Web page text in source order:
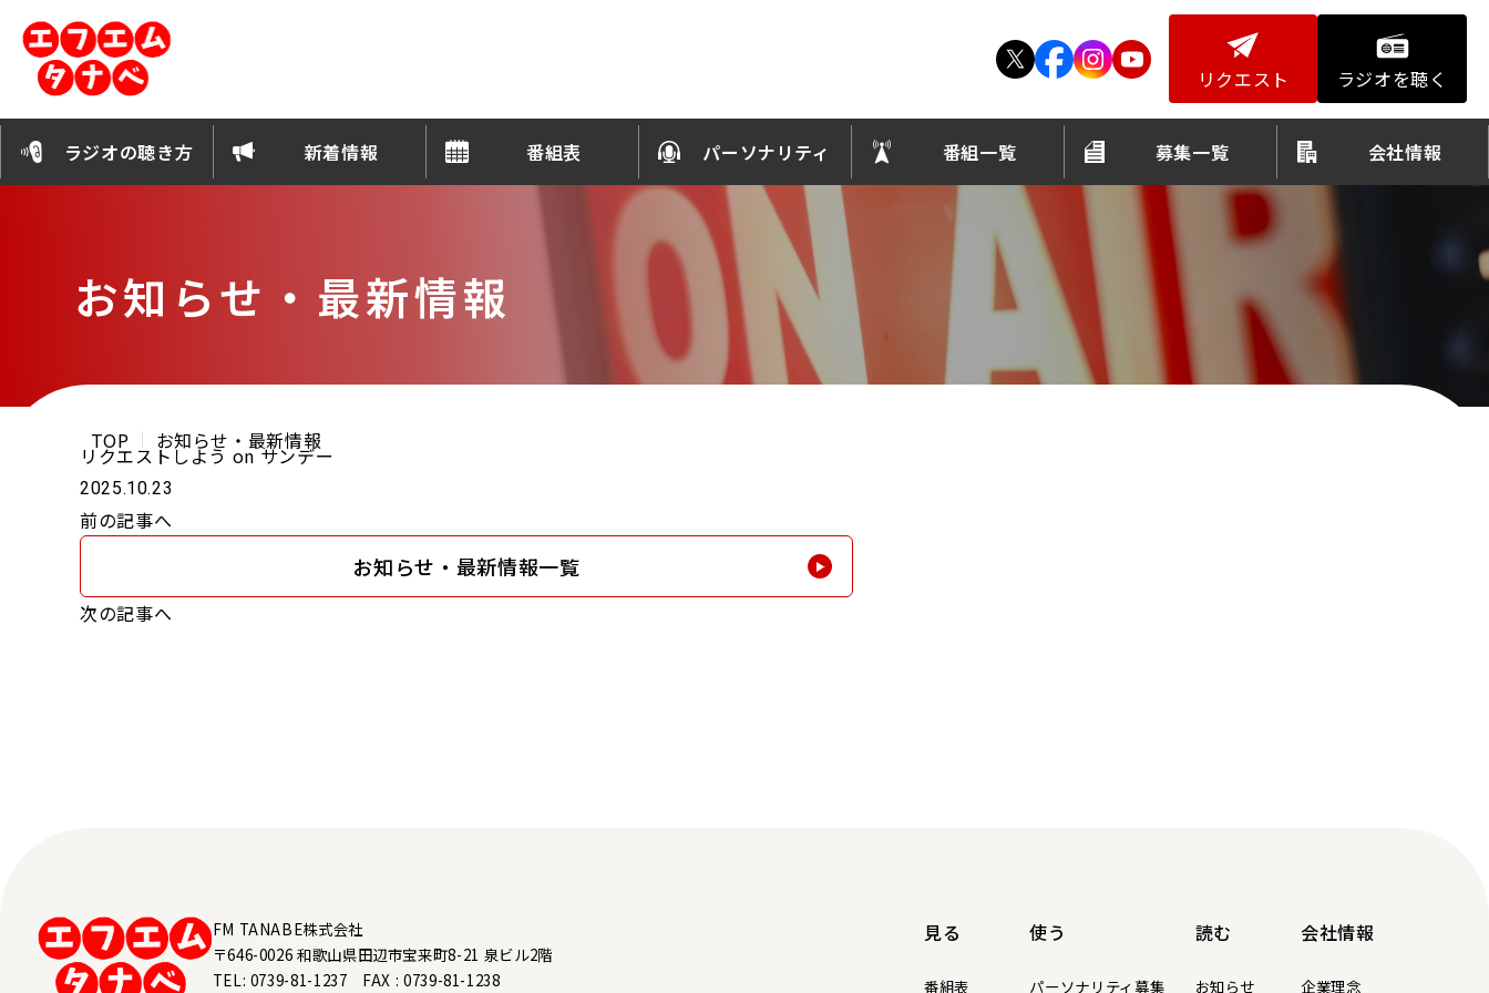
リクエスト ラジオを聴く
ラジオの聴き方 新着情報 番組表 パーソナリティ 番組一覧 募集一覧 会社情報
お知らせ・最新情報
TOP お知らせ・最新情報
リクエストしよう on サンデー
2025.10.23
前の記事へ
お知らせ・最新情報一覧
次の記事へ
FM TANABE株式会社
〒646-0026 和歌山県田辺市宝来町8-21 泉ビル2階
TEL: 0739-81-1237 FAX : 0739-81-1238
見る
番組表
使う
パーソナリティ募集
読む
お知らせ
会社情報
企業理念